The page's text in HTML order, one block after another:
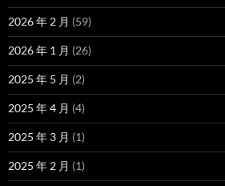
2026 年 2 月 (59)
2026 年 1 月 (26)
2025 年 5 月 (2)
2025 年 4 月 (4)
2025 年 3 月 (1)
2025 年 2 月 (1)